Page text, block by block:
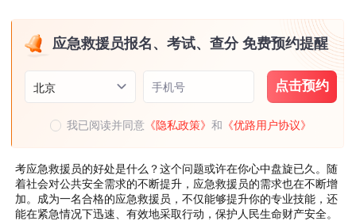
应急救援员报名、考试、查分 免费预约提醒
北京 手机号 点击预约
我已阅读并同意 《隐私政策》和 《优路用户协议》
考应急救援员的好处是什么？这个问题或许在你心中盘旋已久。随
着社会对公共安全需求的不断提升，应急救援员的需求也在不断增
加。成为一名合格的应急救援员，不仅能够提升你的专业技能，还
能在紧急情况下迅速、有效地采取行动，保护人民生命财产安全。